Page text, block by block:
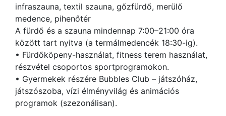
infraszauna, textil szauna, gőzfürdő, merülő
medence, pihenőtér
A fürdő és a szauna mindennap 7:00–21:00 óra
között tart nyitva (a termálmedencék 18:30-ig).
• Fürdőköpeny-használat, fitness terem használat,
részvétel csoportos sportprogramokon.
• Gyermekek részére Bubbles Club – játszóház,
játszószoba, vízi élményvilág és animációs
programok (szezonálisan).